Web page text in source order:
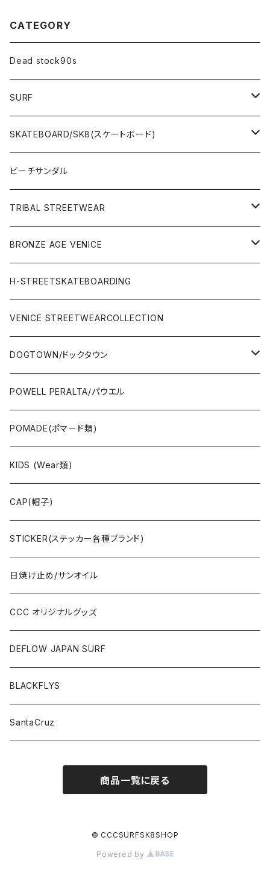
CATEGORY
Dead stock90s
SURF
WetSuits(ウェットスーツ )
Surf Board(サーフボード )
OTHERS(サーフ小物)
WEAR(サーフブランド衣類)
Rhythm(サーフアパレル)
Ripcurl(サーフブランド)
SKATEBOARD/SK8(スケートボード)
CLOTHING(アパレル)
DECK(デッキ)
COMPLETE（完成品）
STREET
SURFSKATE
TRUCK(トラック)
WHEEL(ウィール)
OTHERS(スケボー小物/ステッカー類)
JAYADAMS/ジェイアダムス
ビーチサンダル
TRIBAL STREETWEAR
小物類
SALE
BRONZE AGE VENICE
made in JAPAN
made in USA
H-STREETSKATEBOARDING
VENICE STREETWEARCOLLECTION
DOGTOWN/ドックタウン
WEAR(衣類)
Deck(スケートデッキ)
CAP/HAT(キャップ類)
OTHERS(ドックタウン小物)
POWELL PERALTA/パウエル
POMADE(ポマード類)
KIDS (Wear類)
CAP(帽子)
STICKER(ステッカー各種ブランド)
日焼け止め/サンオイル
CCC オリジナルグッズ
DEFLOW JAPAN SURF
BLACKFLYS
SantaCruz
商品一覧に戻る
© CCCSURFSK8SHOP
Powered by